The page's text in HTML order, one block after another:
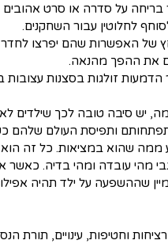
על סדרה או סרט אהובים
לחלוטין עבור השחקנים.
של האפשרות שהם יפרצו
את ההפך מהנאה.
זולגות בסצנות עצובות
יש סיבה טובה לכך שילדים
ותפיסת העולם שלהם
ממה שהוא במציאות. כל זה
מהי עובדה ומהי בדיה. כאשר
שההשפעה על ילד תהיה
וחטיפות, עינויים, תורת